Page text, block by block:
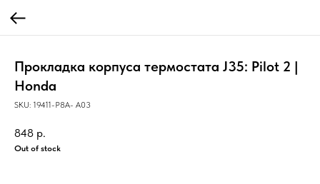
Прокладка корпуса термостата J35: Pilot 2 |
Honda
SKU: 19411-P8A- A03
848 р.
Out of stock